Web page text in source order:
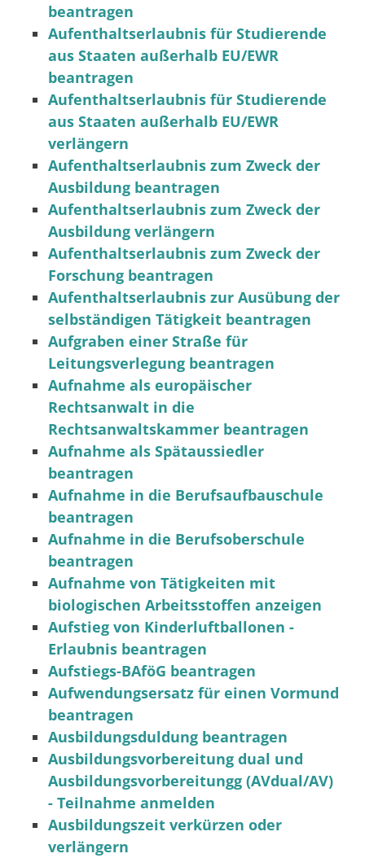
beantragen
Aufenthaltserlaubnis für Studierende
aus Staaten außerhalb EU/EWR
beantragen
Aufenthaltserlaubnis für Studierende
aus Staaten außerhalb EU/EWR
verlängern
Aufenthaltserlaubnis zum Zweck der
Ausbildung beantragen
Aufenthaltserlaubnis zum Zweck der
Ausbildung verlängern
Aufenthaltserlaubnis zum Zweck der
Forschung beantragen
Aufenthaltserlaubnis zur Ausübung der
selbständigen Tätigkeit beantragen
Aufgraben einer Straße für
Leitungsverlegung beantragen
Aufnahme als europäischer
Rechtsanwalt in die
Rechtsanwaltskammer beantragen
Aufnahme als Spätaussiedler
beantragen
Aufnahme in die Berufsaufbauschule
beantragen
Aufnahme in die Berufsoberschule
beantragen
Aufnahme von Tätigkeiten mit
biologischen Arbeitsstoffen anzeigen
Aufstieg von Kinderluftballonen -
Erlaubnis beantragen
Aufstiegs-BAföG beantragen
Aufwendungsersatz für einen Vormund
beantragen
Ausbildungsduldung beantragen
Ausbildungsvorbereitung dual und
Ausbildungsvorbereitungg (AVdual/AV)
- Teilnahme anmelden
Ausbildungszeit verkürzen oder
verlängern